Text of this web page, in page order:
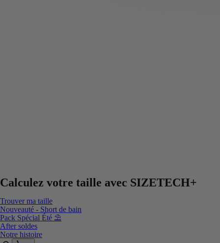
Calculez votre taille avec SIZETECH+
Trouver ma taille
Nouveauté - Short de bain
Pack Spécial Été ⛱️
After soldes
Notre histoire